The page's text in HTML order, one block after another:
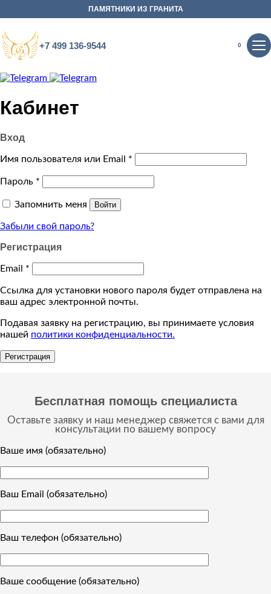
ПАМЯТНИКИ ИЗ ГРАНИТА
+7 499 136-9544 0
Кабинет
Вход
Имя пользователя или Email *
Пароль *
Запомнить меня Войти
Забыли свой пароль?
Регистрация
Email *
Ссылка для установки нового пароля будет отправлена ​​на
ваш адрес электронной почты.
Подавая заявку на регистрацию, вы принимаете условия
нашей политики конфиденциальности.
Регистрация
Бесплатная помощь специалиста
Оставьте заявку и наш менеджер свяжется с вами для
консультации по вашему вопросу
Ваше имя (обязательно)
Ваш Email (обязательно)
Ваш телефон (обязательно)
Ваше сообщение (обязательно)